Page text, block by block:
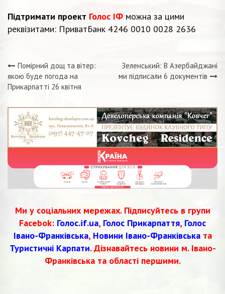
Підтримати проект Голос ІФ можна за цими
реквізитами: ПриватБанк 4246 0010 0028 2636
Навігація
Помірний дощ та вітер:
якою буде погода на
Прикарпатті 26 квітня
Зеленський: В Азербайджані
ми підписали 6 документів
Ми у соціальних мережах. Підписуйтесь в групи
Facebok: Голос.if.ua, Голос Прикарпаття, Голос
Івано-Франківська, Новини Івано-Франківськата
Туристичні Карпати. Дізнавайтесь новини м. Івано-
Франківська та області першими.